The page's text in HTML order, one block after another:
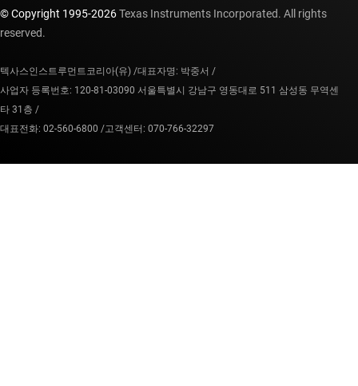
© Copyright 1995-2026Texas Instruments Incorporated. All rights
reserved.
텍사스인스트루먼트코리아(유) /대표자명: 박중서 /
사업자 등록번호: 120-81-03090 서울특별시 강남구 영동대로 511 삼성동 무역센
타 31층 /
대표전화: 02-560-6800 /고객센터: 070-766-32297